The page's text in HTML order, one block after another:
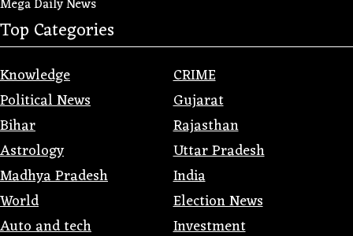
Mega Daily News
Top Categories
Knowledge
CRIME
Political News
Gujarat
Bihar
Rajasthan
Astrology
Uttar Pradesh
Madhya Pradesh
India
World
Election News
Auto and tech
Investment